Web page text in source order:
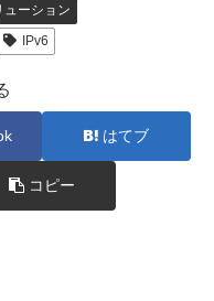
ューション
IPv6
はてブ
コピー